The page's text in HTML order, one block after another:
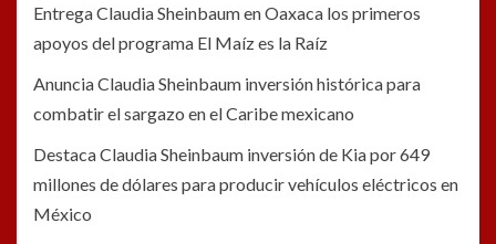
Entrega Claudia Sheinbaum en Oaxaca los primeros
apoyos del programa El Maíz es la Raíz
Anuncia Claudia Sheinbaum inversión histórica para
combatir el sargazo en el Caribe mexicano
Destaca Claudia Sheinbaum inversión de Kia por 649
millones de dólares para producir vehículos eléctricos en
México